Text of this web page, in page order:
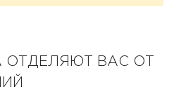
ОТДЕЛЯЮТ ВАС ОТ